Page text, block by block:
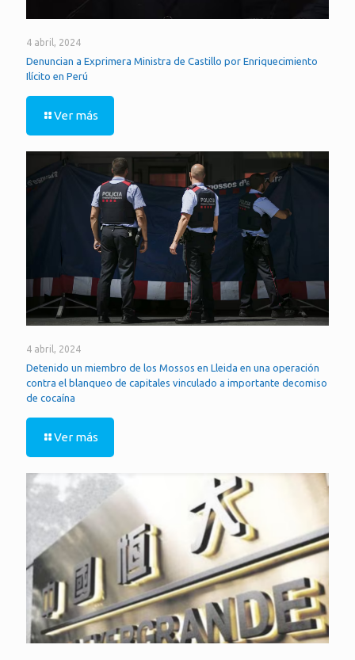
4 abril, 2024
Denuncian a Exprimera Ministra de Castillo por Enriquecimiento
Ilícito en Perú
Ver más
4 abril, 2024
Detenido un miembro de los Mossos en Lleida en una operación
contra el blanqueo de capitales vinculado a importante decomiso
de cocaína
Ver más